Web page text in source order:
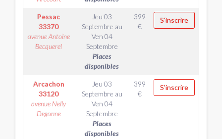
Pessac
33370
avenue Antoine
Becquerel
Jeu 03
Septembre au
Ven 04
Septembre
Places
disponibles
399
€
S'inscrire
Arcachon
33120
avenue Nelly
Deganne
Jeu 03
Septembre au
Ven 04
Septembre
Places
disponibles
399
€
S'inscrire